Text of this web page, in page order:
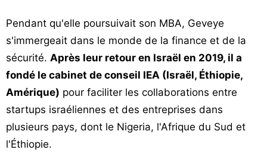
Pendant qu'elle poursuivait son MBA, Geveye
s'immergeait dans le monde de la finance et de la
sécurité. Après leur retour en Israël en 2019, il a
fondé le cabinet de conseil IEA (Israël, Éthiopie,
Amérique) pour faciliter les collaborations entre
startups israéliennes et des entreprises dans
plusieurs pays, dont le Nigeria, l'Afrique du Sud et
l'Éthiopie.